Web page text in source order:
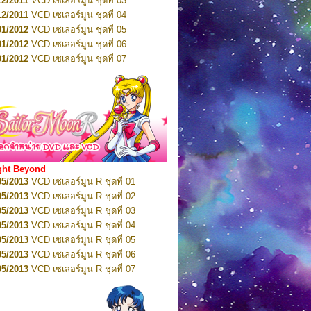
2016 DVD เซเลอร์มูน คริสตัล VOL.5
2016 DVD เซเลอร์มูน คริสตัล VOL.6
2016DVD เซเลอร์มูน คริสตัล VOL.7
2016DVD เซเลอร์มูน คริสตัล VOL.8
2017 DVD เซเลอร์มูน คริสตัล Box-Set
2011 VCD เซเลอร์มูน ชุดที่ 04
2012 VCD เซเลอร์มูน ชุดที่ 05
2012 VCD เซเลอร์มูน ชุดที่ 06
2012 VCD เซเลอร์มูน ชุดที่ 07
VCD เซเลอร์มูน ชุดที่ 08
VCD เซเลอร์มูน ชุดที่ 09
VCD เซเลอร์มูน ชุดที่ 10
2012VCD เซเลอร์มูน ชุดที่ 11
2012VCD เซเลอร์มูน ชุดที่ 12
2012VCD เซเลอร์มูน ชุดที่ 13
2012VCD เซเลอร์มูน ชุดที่ 14
2012 VCD เซเลอร์มูน ชุดที่ 15
VCD เซเลอร์มูน ชุดที่ 16
VCD เซเลอร์มูน ชุดที่ 17
VCD เซเลอร์มูน ชุดที่ 18
VCD เซเลอร์มูน ชุดที่ 19
VCD เซเลอร์มูน ชุดที่ 20
VCD เซเลอร์มูน ชุดที่ 21
VCD เซเลอร์มูน ชุดที่ 22
VCD เซเลอร์มูน ชุดที่ 23
DVD เซเลอร์มูน ชุดที่ 01
Beyond
2013 VCD เซเลอร์มูน R ชุดที่ 01
2013 VCD เซเลอร์มูน R ชุดที่ 02
2013 VCD เซเลอร์มูน R ชุดที่ 03
2013 VCD เซเลอร์มูน R ชุดที่ 04
2013 VCD เซเลอร์มูน R ชุดที่ 05
2013 VCD เซเลอร์มูน R ชุดที่ 06
2013 VCD เซเลอร์มูน R ชุดที่ 07
VCD เซเลอร์มูน R ชุดที่ 08
VCD เซเลอร์มูน R ชุดที่ 09